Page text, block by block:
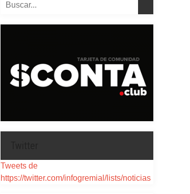
Tweets de
https://twitter.com/infogremial/lists/noticias